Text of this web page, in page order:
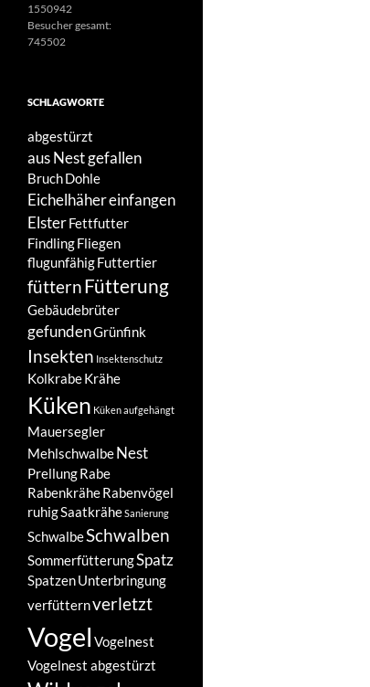
1550942
Besucher gesamt:
745502
SCHLAGWORTE
abgestürzt
aus Nest gefallen
BruchDohle
Eichelhähereinfangen
ElsterFettfutter
FindlingFliegen
flugunfähigFuttertier
fütternFütterung
Gebäudebrüter
gefundenGrünfink
Insekten Insektenschutz
KolkrabeKrähe
Küken Küken aufgehängt
Mauersegler
MehlschwalbeNest
PrellungRabe
RabenkräheRabenvögel
ruhigSaatkräheSanierung
SchwalbeSchwalben
SommerfütterungSpatz
SpatzenUnterbringung
verfütternverletzt
Vogel Vogelnest
Vogelnest abgestürzt